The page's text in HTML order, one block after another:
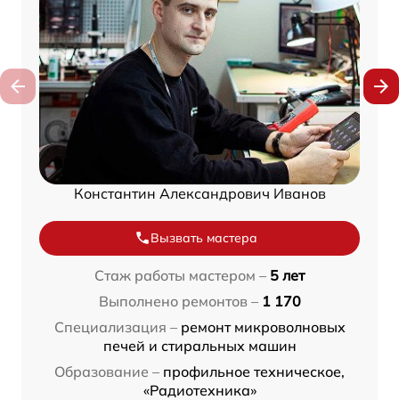
Константин Александрович Иванов
Вызвать мастера
Стаж работы мастером – 5 лет
Выполнено ремонтов – 1 170
Специализация – ремонт микроволновых
печей и стиральных машин
Образование – профильное техническое,
«Радиотехника»